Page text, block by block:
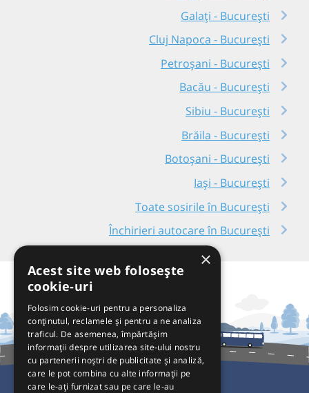
Galați - București
Cluj Napoca - București
Petroșani - București
Bacău - București
Sibiu - București
Brăila - București
Botoșani - București
Iași - București
Toate sosirile în București
Închirieri autocare în București
×
Acest site web folosește
cookie-uri
Folosim cookie-uri pentru a personaliza
conținutul, reclamele și pentru a ne analiza
traficul. De asemenea, împărtășim
informații despre utilizarea site-ului nostru
cu partenerii noștri de publicitate și analiză,
care le pot combina cu alte informații pe
care le-ați furnizat sau pe care le-au